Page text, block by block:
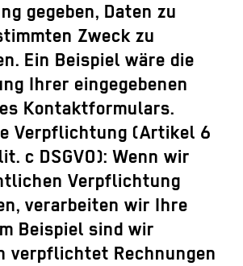
gegeben, Daten zu
Zweck zu
Ein Beispiel wäre die
Ihrer eingegebenen
Kontaktformulars.
Verpflichtung (Artikel 6
c DSGVO): Wenn wir
Verpflichtung
verarbeiten wir Ihre
Beispiel sind wir
verpflichtet Rechnungen